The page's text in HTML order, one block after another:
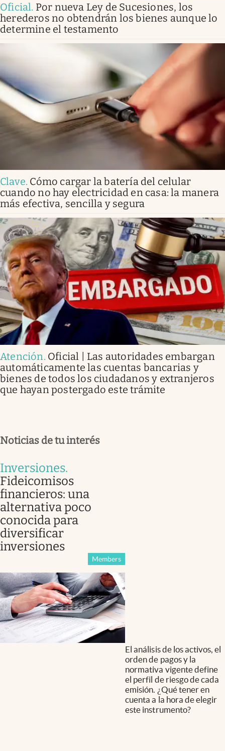
Oficial. Por nueva Ley de Sucesiones, los
herederos no obtendrán los bienes aunque lo
determine el testamento
Clave. Cómo cargar la batería del celular
cuando no hay electricidad en casa: la manera
más efectiva, sencilla y segura
Atención. Oficial | Las autoridades embargan
automáticamente las cuentas bancarias y
bienes de todos los ciudadanos y extranjeros
que hayan postergado este trámite
Noticias de tu interés
Inversiones.
Fideicomisos
financieros: una
alternativa poco
conocida para
diversificar
inversiones
Members
El análisis de los activos, el
orden de pagos y la
normativa vigente define
el perfil de riesgo de cada
emisión. ¿Qué tener en
cuenta a la hora de elegir
este instrumento?